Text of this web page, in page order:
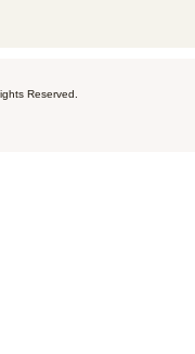
Reserved.